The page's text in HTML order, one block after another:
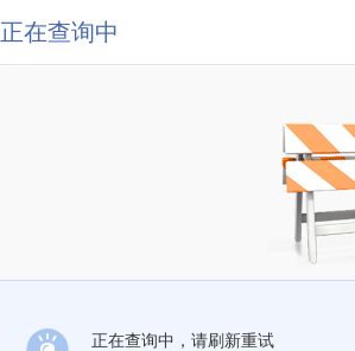
正在查询中
正在查询中，请刷新重试